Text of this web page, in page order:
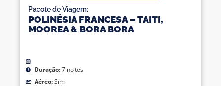
Pacote de Viagem:
POLINÉSIA FRANCESA – TAITI,
MOOREA & BORA BORA
Duração:7 noites
Aéreo:Sim